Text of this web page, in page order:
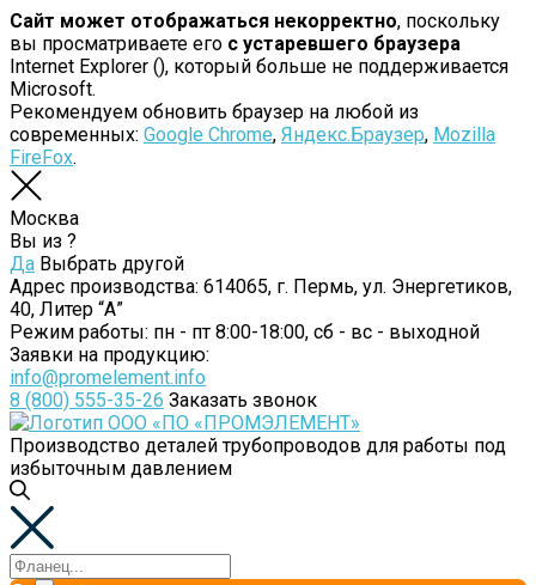
Сайт может отображаться некорректно, поскольку
вы просматриваете его с устаревшего браузера
Internet Explorer (), который больше не поддерживается
Microsoft.
Рекомендуем обновить браузер на любой из
современных: Google Chrome, Яндекс.Браузер, Mozilla
FireFox.
Москва
Вы из ?
Да Выбрать другой
Адрес производства: 614065, г. Пермь, ул. Энергетиков,
40, Литер “А”
Режим работы: пн - пт 8:00-18:00, сб - вс - выходной
Заявки на продукцию:
info@promelement.info
8 (800) 555-35-26 Заказать звонок
Производство деталей трубопроводов для работы под
избыточным давлением